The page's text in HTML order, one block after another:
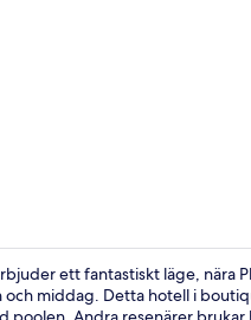
ett fantastiskt läge, nära
och middag. Detta hotell i